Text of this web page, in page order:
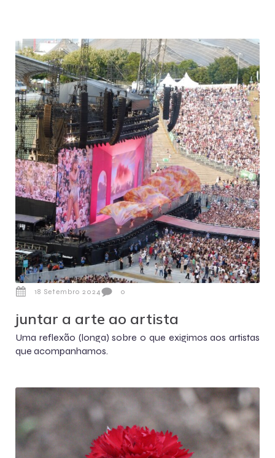
18 Setembro 2024 0
juntar a arte ao artista
Uma reflexão (longa) sobre o que exigimos aos artistas
que acompanhamos.